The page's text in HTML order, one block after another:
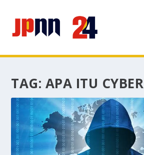
TAG: APA ITU CYBER